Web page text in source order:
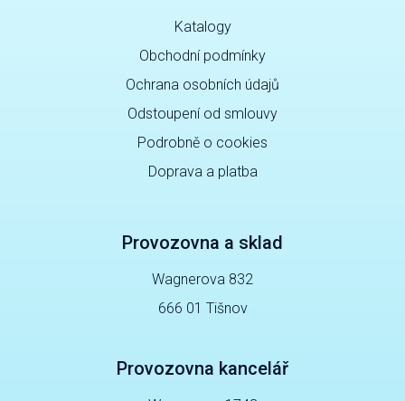
Katalogy
Obchodní podmínky
Ochrana osobních údajů
Odstoupení od smlouvy
Podrobně o cookies
Doprava a platba
Provozovna a sklad
Wagnerova 832
666 01 Tišnov
Provozovna kancelář